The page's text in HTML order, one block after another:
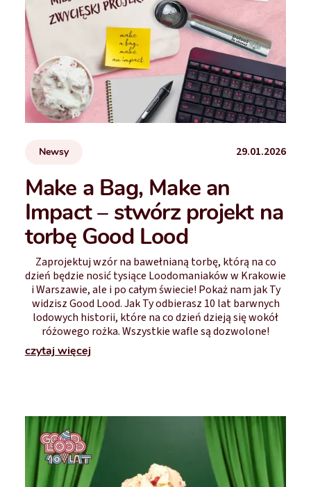
Newsy 29.01.2026
Make a Bag, Make an
Impact – stwórz projekt na
torbę Good Lood
Zaprojektuj wzór na bawełnianą torbę, którą na co
dzień będzie nosić tysiące Loodomaniaków w Krakowie
i Warszawie, ale i po całym świecie! Pokaż nam jak Ty
widzisz Good Lood. Jak Ty odbierasz 10 lat barwnych
lodowych historii, które na co dzień dzieją się wokół
różowego rożka. Wszystkie wafle są dozwolone!
czytaj więcej